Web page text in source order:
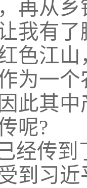
再从
我有
色江
为一
此其
呢?
经传
到 习近